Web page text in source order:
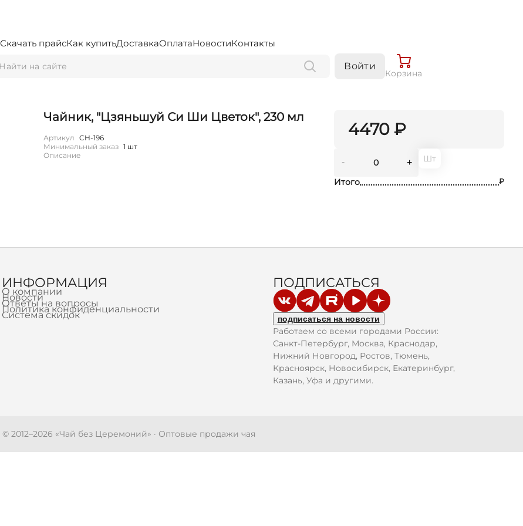
Скачать прайсКак купитьДоставкаОплатаНовостиКонтакты
Войти
Корзина
Чайник, "Цзяньшуй Си Ши Цветок", 230 мл
Артикул
CH-196
Минимальный заказ 1 шт
Описание
4470 ₽
- + Шт
Итого ₽
ИНФОРМАЦИЯ
О компании
Новости
Ответы на вопросы
Политика конфиденциальности
Система скидок
ПОДПИСАТЬСЯ
подписаться на новости
Работаем со всеми городами России:
Санкт-Петербург, Москва, Краснодар,
Нижний Новгород, Ростов, Тюмень,
Красноярск, Новосибирск, Екатеринбург,
Казань, Уфа и другими.
© 2012–2026 «Чай без Церемоний» · Оптовые продажи чая